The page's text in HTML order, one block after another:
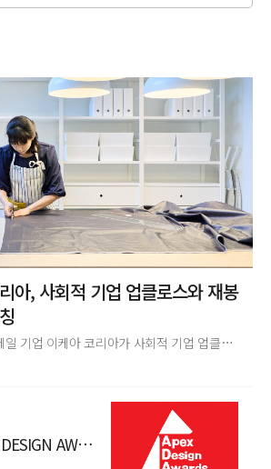
아, 사회적 기업 업클로스와 재봉
홈퍼니싱 리테일 기업 이케아 코리아가 사회적 기업 업클로스(Upcloth)와 협력해 재봉 서비스를 선보인다. 이번 협업은 이케
2026 APEX DESIGN AWARDS